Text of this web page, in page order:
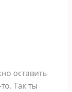
оставить
Так ты